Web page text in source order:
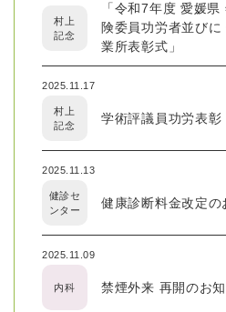
村上
記念
「令和7年度 愛媛
険委員功労者並び
業所表彰式」
2025.11.17
村上
記念
学術評議員功労表彰
2025.11.13
健診セ
ンター
健康診断料金改定の
2025.11.09
内科 禁煙外来 再開のお